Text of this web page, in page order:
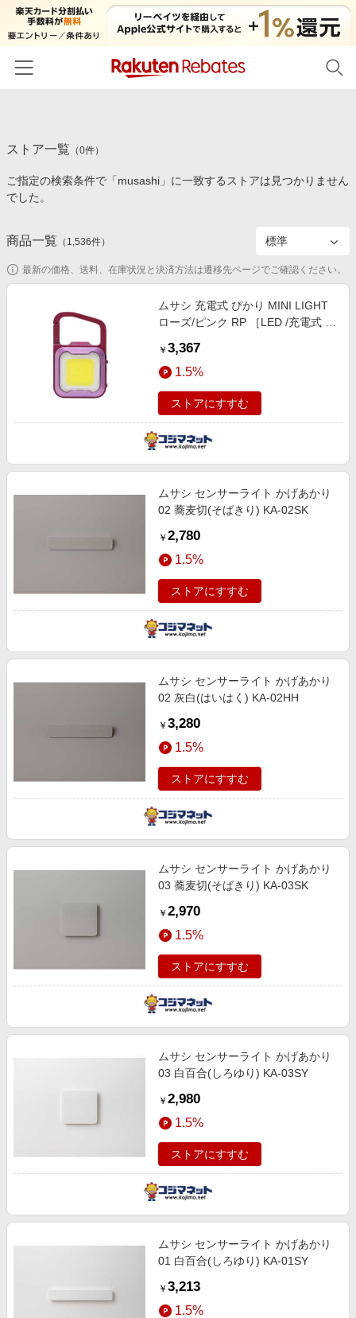
カテゴリー一覧
百貨店・総合ECモール
食品・スイーツ・お酒
コスメ・健康・医薬品
キッズ・ベビー用品
家電・PC・スマホ・カメラ
エンタメ
スポーツ・アウトドア・ゴルフ
旅行・レジャー・ホテル予約
生活・お役立ち
デジタルコンテンツ
イベント一覧
初回購入者限定特典
対象ストア新規限定特典
電子書籍特集
楽天ペイ導入ストア
わくわく夏特集
Samsung ボーナスキャンペーン
ストア一覧 （0件）
ご指定の検索条件で「musashi」に一致するストアは見つかりません
でした。
商品一覧 （ 1,536件）
最新の価格、送料、在庫状況と決済方法は遷移先ページでご確認ください。
ムサシ 充電式 ぴかり MINI LIGHT
ローズ/ピンク RP ［LED /充電式 /
￥ 3,367
1.5%
ストアにすすむ
ムサシ センサーライト かげあかり
02 蕎麦切(そばきり) KA-02SK
￥ 2,780
1.5%
ストアにすすむ
ムサシ センサーライト かげあかり
02 灰白(はいはく) KA-02HH
￥ 3,280
1.5%
ストアにすすむ
ムサシ センサーライト かげあかり
03 蕎麦切(そばきり) KA-03SK
￥ 2,970
1.5%
ストアにすすむ
ムサシ センサーライト かげあかり
03 白百合(しろゆり) KA-03SY
￥ 2,980
1.5%
ストアにすすむ
ムサシ センサーライト かげあかり
01 白百合(しろゆり) KA-01SY
￥ 3,213
1.5%